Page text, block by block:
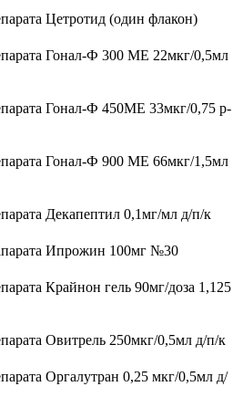
Цетротид (один флакон)
Гонал-Ф 300 МЕ 22мкг/0,5мл
Гонал-Ф 450МЕ 33мкг/0,75 р-
Гонал-Ф 900 МЕ 66мкг/1,5мл
Декапептил 0,1мг/мл д/п/к
Ипрожин 100мг №30
Крайнон гель 90мг/доза 1,125
Овитрель 250мкг/0,5мл д/п/к
Оргалутран 0,25 мкг/0,5мл д/